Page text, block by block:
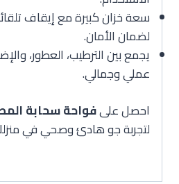
سعة خزان كبيرة مع إيقاف
لضمان الأمان.
يجمع بين الترطيب، العطور،
عملي وجمالي.
احصل علىفواحة سحابة
لتجربة جو هادئ وصحي في